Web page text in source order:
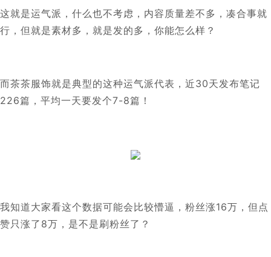
这就是运气派，什么也不考虑，内容质量差不多，凑合事就
行，但就是素材多，就是发的多，你能怎么样？
而茶茶服饰就是典型的这种运气派代表，近30天发布笔记
226篇，平均一天要发个7-8篇！
我知道大家看这个数据可能会比较懵逼，粉丝涨16万，但点
赞只涨了8万，是不是刷粉丝了？